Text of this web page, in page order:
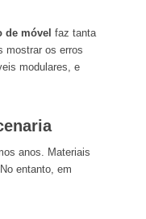
de móvel faz tanta
mostrar os erros
modulares, e
anos. Materiais
entanto, em